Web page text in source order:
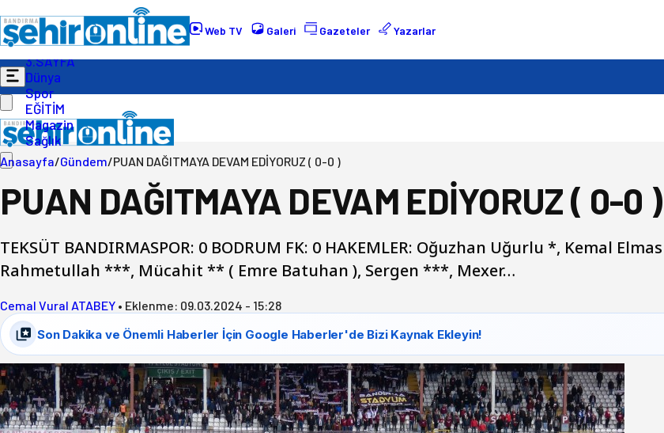
Web TV Galeri Gazeteler Yazarlar
Gündem
Ekonomi
Politika
3.SAYFA
Dünya
Spor
EĞİTİM
Magazin
Sağlık
Anasayfa/Gündem/PUAN DAĞITMAYA DEVAM EDİYORUZ ( 0-0 )
PUAN DAĞITMAYA DEVAM EDİYORUZ ( 0-0 )
TEKSÜT BANDIRMASPOR: 0 BODRUM FK: 0 HAKEMLER: Oğuzhan Uğurlu *, Kemal
Rahmetullah ***, Mücahit ** ( Emre Batuhan ), Sergen ***, Mexer…
Cemal Vural ATABEY • Eklenme: 09.03.2024 - 15:28
Son Dakika ve Önemli Haberler İçin Google Haberler'de Bizi Kaynak Ekleyin!